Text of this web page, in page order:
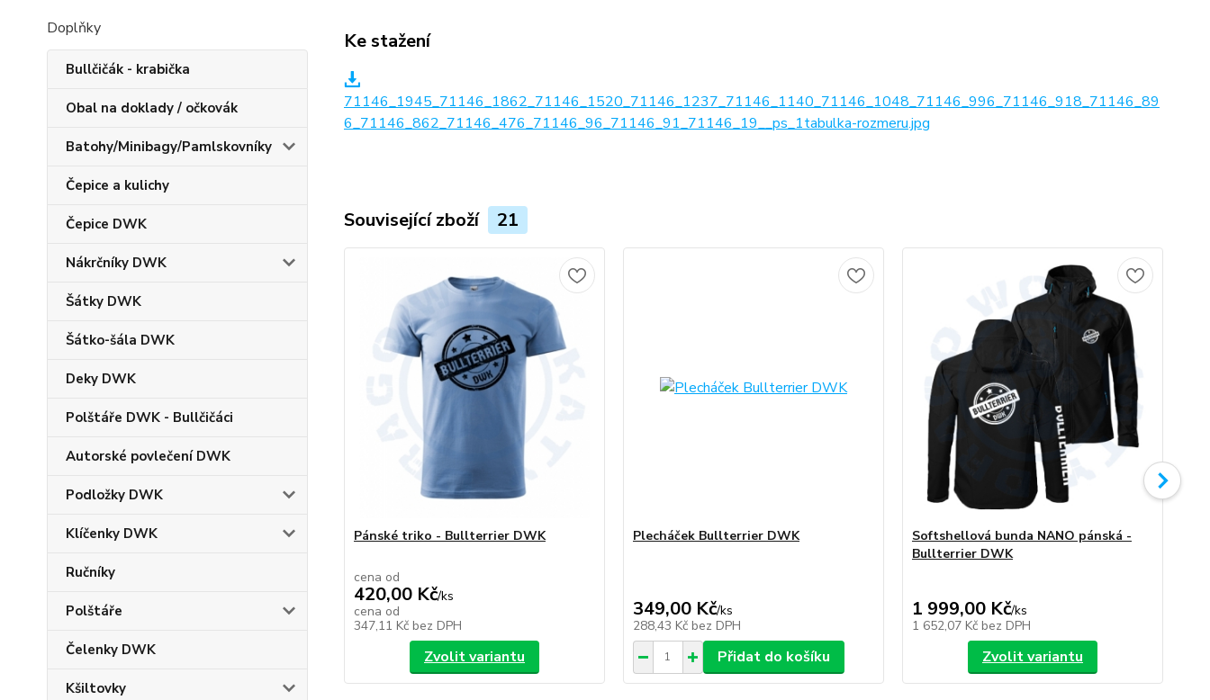
Doplňky
Bullčičák - krabička
Obal na doklady / očkovák
Batohy/Minibagy/Pamlskovníky
Čepice a kulichy
Čepice DWK
Nákrčníky DWK
Šátky DWK
Šátko-šála DWK
Deky DWK
Polštáře DWK - Bullčičáci
Autorské povlečení DWK
Podložky DWK
Klíčenky DWK
Ručníky
Polštáře
Čelenky DWK
Kšiltovky
Ke stažení
71146_1945_71146_1862_71146_1520_71146_1237_71146_1140_71146_1048_71146_996_71146_918_71146_89
6_71146_862_71146_476_71146_96_71146_91_71146_19__ps_1tabulka-rozmeru.jpg
Související zboží 21
Pánské triko - Bullterrier DWK
cena od
420,00 Kč/ks
cena od
347,11 Kč bez DPH
Zvolit variantu
Plecháček Bullterrier DWK
349,00 Kč/ks
288,43 Kč bez DPH
Přidat do košíku
Softshellová bunda NANO pánská -
Bullterrier DWK
1 999,00 Kč/ks
1 652,07 Kč bez DPH
Zvolit variantu